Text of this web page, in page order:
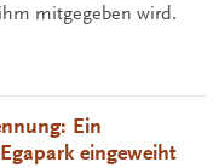
mitgegeben wird.
Ein
eingeweiht